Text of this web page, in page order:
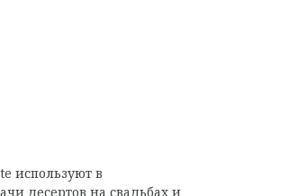
используют в
десертов на свадьбах и